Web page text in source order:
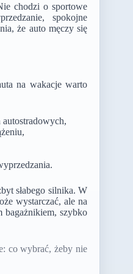
chodzi o sportowe
spokojne
że auto męczy się
na wakacje warto
autostradowych,
słabego silnika. W
wystarczać, ale na
bagażnikiem, szybko
co wybrać, żeby nie